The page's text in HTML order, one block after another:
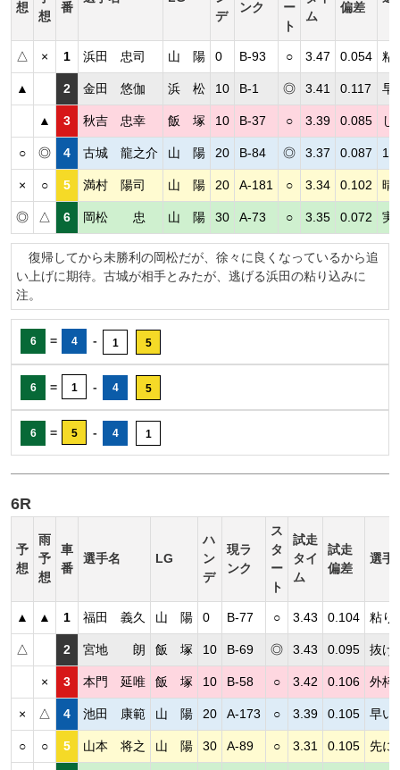
想
想
番
デ
ンク
ー
ト
ム
偏差
△ × 1 浜田 忠司 山 陽 0 B-93 ○ 3.47 0.054 粘
▲ 2 金田 悠伽 浜 松 10 B-1 ◎ 3.41 0.117 早
▲ 3 秋吉 忠幸 飯 塚 10 B-37 ○ 3.39 0.085 し
○ ◎ 4 古城 龍之介 山 陽 20 B-84 ◎ 3.37 0.087 10
× ○ 5 満村 陽司 山 陽 20 A-181 ○ 3.34 0.102 晴
◎ △ 6 岡松 忠 山 陽 30 A-73 ○ 3.35 0.072 実
復帰してから未勝利の岡松だが、徐々に良くなっているから追
い上げに期待。古城が相手とみたが、逃げる浜田の粘り込みに
注。
6 = 4 - 1 5
6 = 1 - 4 5
6 = 5 - 4 1
6R
予
想
雨
予
想
車
番
選手名 LG
ハ
ン
デ
現ラ
ンク
ス
タ
ー
ト
試走
タイ
ム
試走
偏差
選手
▲ ▲ 1 福田 義久 山 陽 0 B-77 ○ 3.43 0.104 粘り
△ 2 宮地 朗 飯 塚 10 B-69 ◎ 3.43 0.095 抜け
× 3 本門 延唯 飯 塚 10 B-58 ○ 3.42 0.106 外枠
× △ 4 池田 康範 山 陽 20 A-173 ○ 3.39 0.105 早い
○ ○ 5 山本 将之 山 陽 30 A-89 ○ 3.31 0.105 先に